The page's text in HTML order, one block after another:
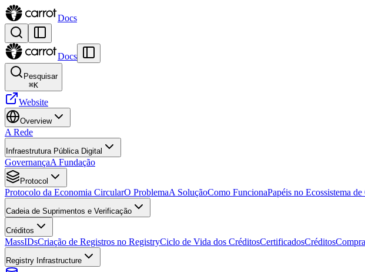
Docs
Docs
Pesquisar
⌘K
Website
Overview
A Rede
Infraestrutura Pública Digital
GovernançaA Fundação
Protocol
Protocolo da Economia CircularO ProblemaA SoluçãoComo FuncionaPapéis no Ecossistema
Cadeia de Suprimentos e Verificação
Créditos
MassIDsCriação de Registros no RegistryCiclo de Vida dos CréditosCertificadosCréditos
Registry Infrastructure